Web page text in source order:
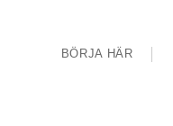
BÖRJA HÄR